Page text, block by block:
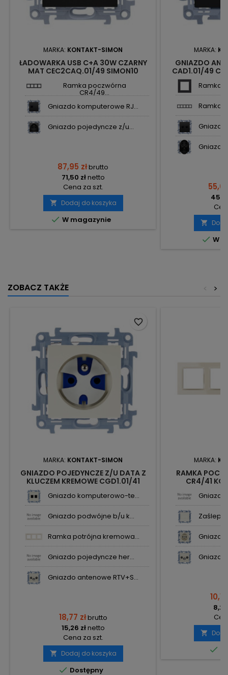
MARKA: KONTAKT-SIMON
ŁADOWARKA USB C+A 30W CZARNY
MAT CEC2CAQ.01/49 SIMON10
Ramka poczwórna
CR4/49...
Gniazdo komputerowe RJ...
Gniazdo pojedyncze z/u...
87,95 złbrutto
71,50 złnetto
Cena za szt.
 Dodaj do koszyka
 W magazynie
MARKA:
GNIAZDO
CAD1.01/49
Ramka
Ramka

 W
ZOBACZ TAKŻE >
<
MARKA: KONTAKT-SIMON
GNIAZDO POJEDYNCZE Z/U DATA Z
KLUCZEM KREMOWE CGD1.01/41
Gniazdo komputerowo-te...
Gniazdo podwójne b/u k...
Ramka potrójna kremowa...
Gniazdo pojedyncze her...
Gniazdo antenowe RTV+S...
18,77 złbrutto
15,26 złnetto
Cena za szt.
 Dodaj do koszyka
 Dostępny
favorite_border
MARKA:
RAMKA
CR4/41
Gniazdo
Gniazdo

